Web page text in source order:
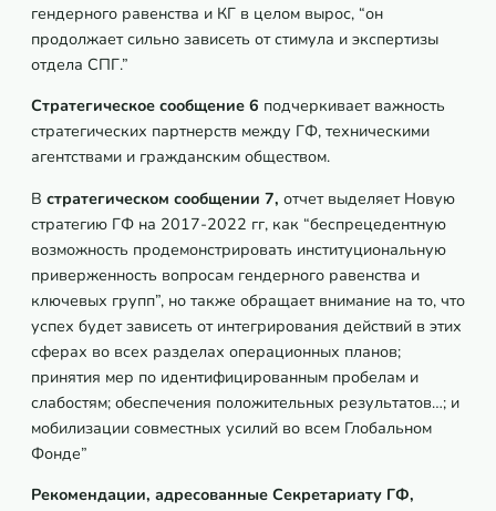
гендерного равенства и КГ в целом вырос, “он
продолжает сильно зависеть от стимула и экспертизы
отдела СПГ.”
Стратегическое сообщение 6 подчеркивает важность
стратегических партнерств между ГФ, техническими
агентствами и гражданским обществом.
В стратегическом сообщении 7, отчет выделяет Новую
стратегию ГФ на 2017-2022 гг, как “беспрецедентную
возможность продемонстрировать институциональную
приверженность вопросам гендерного равенства и
ключевых групп”, но также обращает внимание на то, что
успех будет зависеть от интегрирования действий в этих
сферах во всех разделах операционных планов;
принятия мер по идентифицированным пробелам и
слабостям; обеспечения положительных результатов…; и
мобилизации совместных усилий во всем Глобальном
Фонде”
Рекомендации, адресованные Секретариату ГФ,